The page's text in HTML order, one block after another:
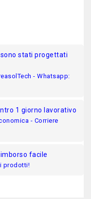
stati progettati
- Whatsapp:
1 giorno lavorativo
- Corriere
facile
prodotti!